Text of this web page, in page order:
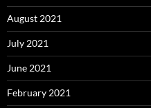
August 2021
July 2021
June 2021
February 2021